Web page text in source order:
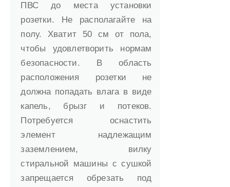
ПВС до места установки
розетки. Не располагайте на
полу. Хватит 50 см от пола,
чтобы удовлетворить нормам
безопасности. В область
расположения розетки не
должна попадать влага в виде
капель, брызг и потеков.
Потребуется оснастить
элемент надлежащим
заземлением, вилку
стиральной машины с сушкой
запрещается обрезать под